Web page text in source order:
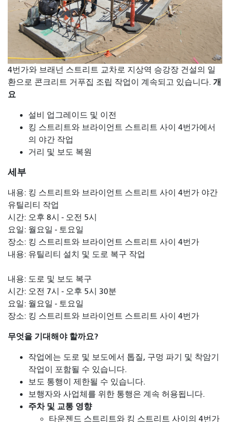
4번가와 브래넌 스트리트 교차로 지상역 승강장 건설의 일
환으로 콘크리트 거푸집 조립 작업이 계속되고 있습니다. 개
요
설비 업그레이드 및 이전
킹 스트리트와 브라이언트 스트리트 사이 4번가에서
의 야간 작업
거리 및 보도 복원
세부
내용: 킹 스트리트와 브라이언트 스트리트 사이 4번가 야간
유틸리티 작업
시간: 오후 8시 - 오전 5시
요일: 월요일 - 토요일
장소: 킹 스트리트와 브라이언트 스트리트 사이 4번가
내용: 유틸리티 설치 및 도로 복구 작업
내용: 도로 및 보도 복구
시간: 오전 7시 - 오후 5시 30분
요일: 월요일 - 토요일
장소: 킹 스트리트와 브라이언트 스트리트 사이 4번가
무엇을 기대해야 할까요?
작업에는 도로 및 보도에서 톱질, 구멍 파기 및 착암기
작업이 포함될 수 있습니다.
보도 통행이 제한될 수 있습니다.
보행자와 사업체를 위한 통행은 계속 허용됩니다.
주차 및 교통 영향
타운젠드 스트리트와 킹 스트리트 사이의 4번가